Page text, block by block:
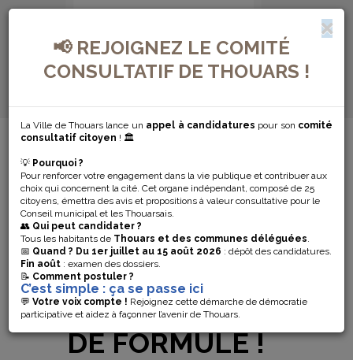
📢 REJOIGNEZ LE COMITÉ
CONSULTATIF DE THOUARS !
La Ville de Thouars lance un appel à candidatures pour son comité
consultatif citoyen ! 🏛️
💡 Pourquoi ?
Pour renforcer votre engagement dans la vie publique et contribuer aux
choix qui concernent la cité. Cet organe indépendant, composé de 25
citoyens, émettra des avis et propositions à valeur consultative pour le
Conseil municipal et les Thouarsais.
👥 Qui peut candidater ?
Tous les habitants de Thouars et des communes déléguées.
📅 Quand ? Du 1er juillet au 15 août 2026 : dépôt des candidatures.
Fin août : examen des dossiers.
📝 Comment postuler ?
C’est simple : ça se passe ici
💬 Votre voix compte ! Rejoignez cette démarche de démocratie
participative et aidez à façonner l’avenir de Thouars.
MENU DE NAVIGATION...
L’ATELIER DE
DANSE
CONTEMPORAINE
DU SAMEDI
MATIN CHANGE
DE FORMULE !